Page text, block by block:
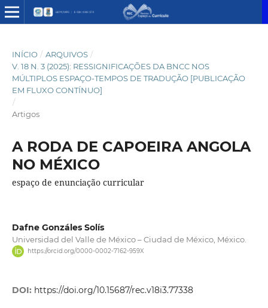
INÍCIO / ARQUIVOS /
V. 18 N. 3 (2025): RESSIGNIFICAÇÕES DA BNCC NOS
MÚLTIPLOS ESPAÇO-TEMPOS DE TRADUÇÃO [PUBLICAÇÃO
EM FLUXO CONTÍNUO]
/
Artigos
A RODA DE CAPOEIRA ANGOLA
NO MÉXICO
espaço de enunciação curricular
Dafne Gonzáles Solís
Universidad del Valle de México – Ciudad de México, México.
https://orcid.org/0000-0002-7162-959X
DOI: https://doi.org/10.15687/rec.v18i3.77338